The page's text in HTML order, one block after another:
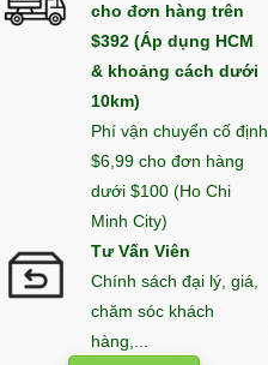
cho đơn hàng trên
$392 (Áp dụng HCM
& khoảng cách dưới
10km)
Phí vận chuyển cố định
$6,99 cho đơn hàng
dưới $100 (Ho Chi
Minh City)
Tư Vấn Viên
Chính sách đại lý, giá,
chăm sóc khách
hàng,...